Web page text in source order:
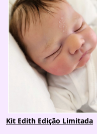
Kit Edith Edição Limitada